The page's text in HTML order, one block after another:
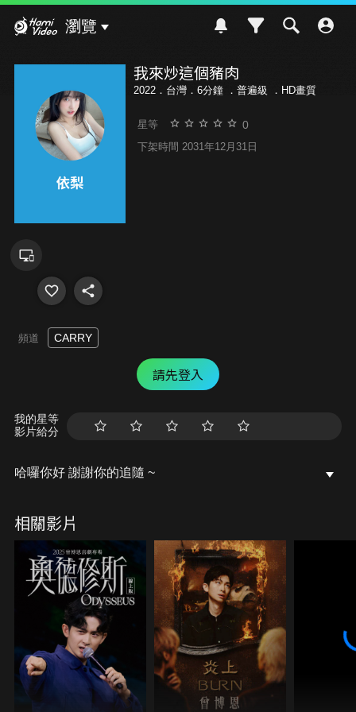
瀏覽
我來炒這個豬肉
2022．台灣．6分鐘 ． 普遍級 ．HD畫質
星等 0
下架時間 2031年12月31日
頻道 CARRY
請先登入
我的星等
影片給分
哈囉你好 謝謝你的追隨 ~
相關影片